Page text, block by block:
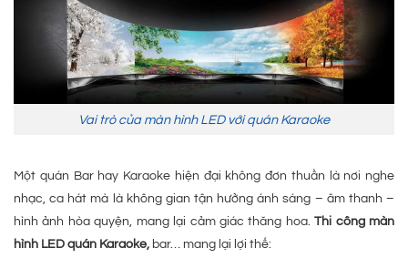
Vai trò của màn hình LED với quán Karaoke
Một quán Bar hay Karaoke hiện đại không đơn thuần là nơi nghe
nhạc, ca hát mà là không gian tận hưởng ánh sáng – âm thanh –
hình ảnh hòa quyện, mang lại cảm giác thăng hoa.Thi công màn
hình LED quán Karaoke, bar… mang lại lợi thế: